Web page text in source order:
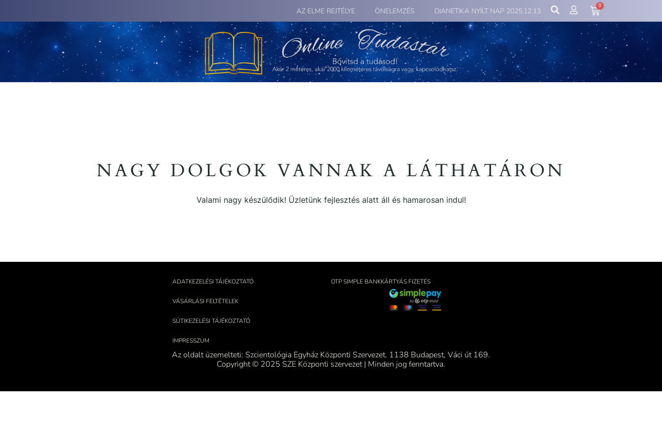
AZ ELME REJTÉLYE ÖNELEMZÉS DIANETIKA NYÍLT NAP 2025.12.13
0
NAGY DOLGOK VANNAK A LÁTHATÁRON
Valami nagy készülődik! Üzletünk fejlesztés alatt áll és hamarosan indul!
ADATKEZELÉSI TÁJÉKOZTATÓ
VÁSÁRLÁSI FELTÉTELEK
SÜTIKEZELÉSI TÁJÉKOZTATÓ
IMPRESSZUM
OTP SIMPLE BANKKÁRTYÁS FIZETÉS
Az oldalt üzemelteti: Szcientológia Egyház Központi Szervezet. 1138 Budapest, Váci út 169.
Copyright © 2025 SZE Központi szervezet | Minden jog fenntartva.